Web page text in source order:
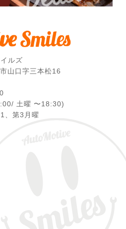
ルズ
山口字三本松16
土曜 〜18:30)
、第3月曜